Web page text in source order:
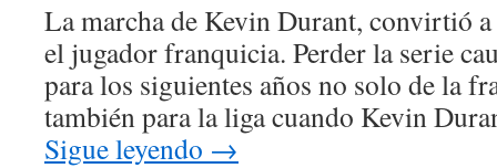
La marcha de Kevin Durant, convirtió
el jugador franquicia. Perder la serie
para los siguientes años no solo de la
también para la liga cuando Kevin
Sigue leyendo →